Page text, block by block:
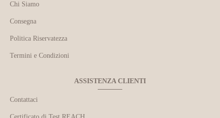
Chi Siamo
Consegna
Politica Riservatezza
Termini e Condizioni
ASSISTENZA CLIENTI
Contattaci